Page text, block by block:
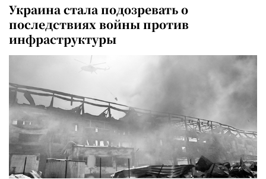
Украина стала подозревать о
последствиях войны против
инфраструктуры